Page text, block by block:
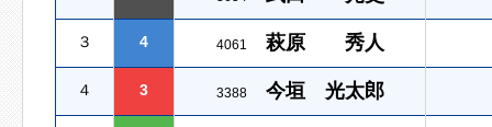
３ 4 4061 萩原 秀人
４ 3 3388 今垣 光太郎